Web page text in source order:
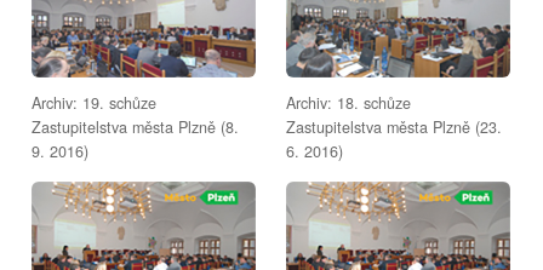
Archiv: 19. schůze
Zastupitelstva města Plzně (8.
9. 2016)
Archiv: 18. schůze
Zastupitelstva města Plzně (23.
6. 2016)